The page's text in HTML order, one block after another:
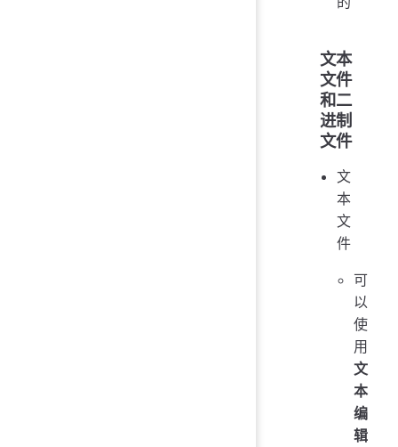
文本
文件
和二
进制
文件
文
本
文
件
可
以
使
用
文
本
编
辑